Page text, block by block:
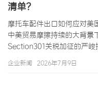
清单？
摩托车配件出口如何应对
中美贸易摩擦持续的大背景
Section301关税加征的严
托车配件出口产品也未能幸
企业新闻 2026年7月9日